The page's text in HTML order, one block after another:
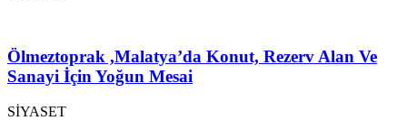
Ölmeztoprak ,Malatya’da Konut, Rezerv Alan Ve
Sanayi İçin Yoğun Mesai
SİYASET